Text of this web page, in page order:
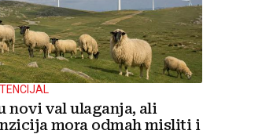
novi val ulaganja, ali
mora odmah misliti i